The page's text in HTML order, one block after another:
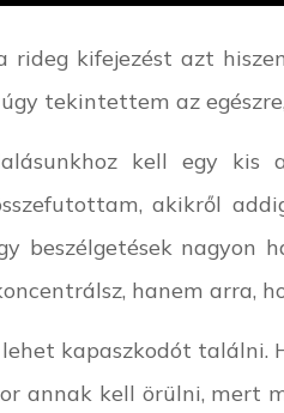
rideg kifejezést azt
tekintettem az
kell egy kis
akikről
beszélgetések nagyon
hanem arra,
kapaszkodót találni.
annak kell örülni, mert